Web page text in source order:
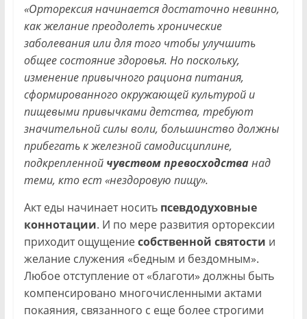
«Орторексия начинается достаточно невинно,
как желание преодолеть хронические
заболевания или для того чтобы улучшить
общее состояние здоровья. Но поскольку,
изменение привычного рациона питания,
сформированного окружающей культурой и
пищевыми привычками детства, требуют
значительной силы воли, большинство должны
прибегать к железной самодисциплине,
подкрепленной чувством превосходстванад
теми, кто ест «нездоровую пищу».
Акт еды начинает носить псевдодуховные
коннотации. И по мере развития орторексии
приходит ощущениесобственной святости и
желание служения «бедным и бездомным».
Любое отступление от «благоти» должны быть
компенсировано многочисленными актами
покаяния, связанного с еще более строгими